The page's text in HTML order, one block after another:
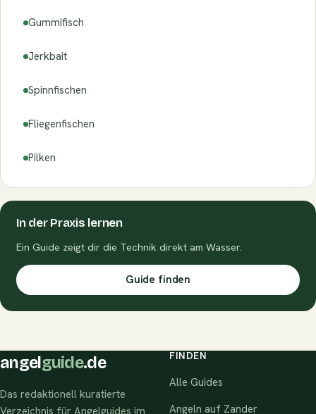
Gummifisch
Jerkbait
Spinnfischen
Fliegenfischen
Pilken
In der Praxis lernen
Ein Guide zeigt dir die Technik direkt am Wasser.
Guide finden
angel guide.de
Das redaktionell kuratierte
Verzeichnis für Angelguides im
FINDEN
Alle Guides
Angeln auf Zander